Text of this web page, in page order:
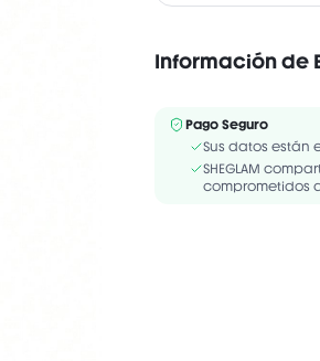
Información de
Pago Seguro
Sus datos están
SHEGLAM
comprometidos